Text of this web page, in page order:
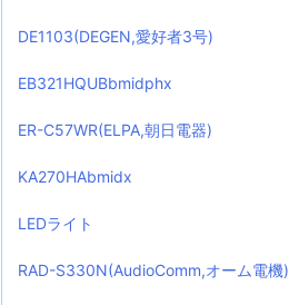
DE1103(DEGEN,愛好者3号)
EB321HQUBbmidphx
ER-C57WR(ELPA,朝日電器)
KA270HAbmidx
LEDライト
RAD-S330N(AudioComm,オーム電機)